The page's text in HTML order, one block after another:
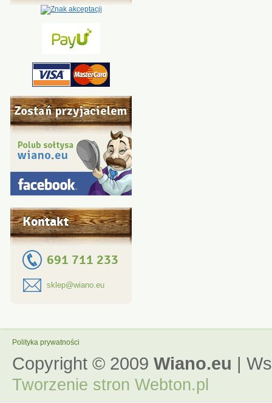
Kontakt
691 711 233
sklep@wiano.eu
Polityka prywatności
Copyright © 2009 Wiano.eu |
Tworzenie stron Webton.pl